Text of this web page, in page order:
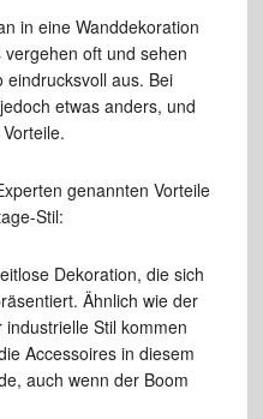
in eine Wanddekoration
oft und sehen
aus. Bei
etwas anders, und
genannten Vorteile
Stil:
Dekoration, die sich
Ähnlich wie der
Stil kommen
Accessoires in diesem
auch wenn der Boom